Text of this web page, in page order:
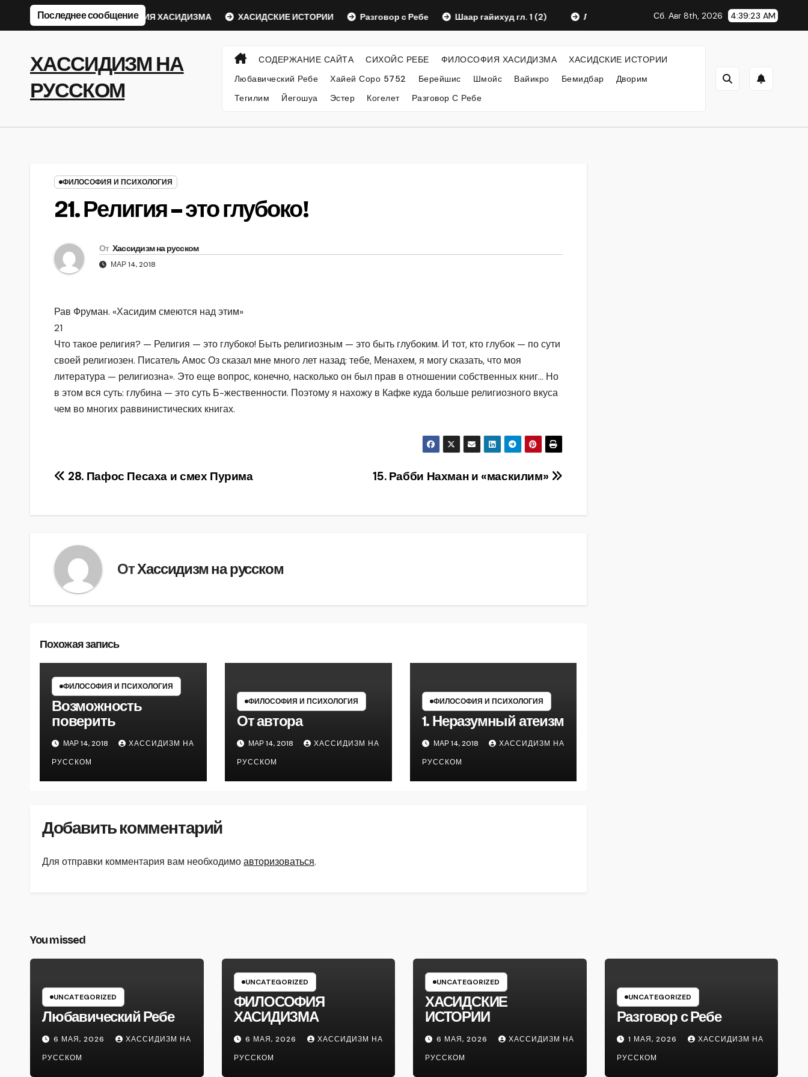
Перейти
Последнее сообщение
Ребе ФИЛОСОФИЯ ХАСИДИЗМА ХАСИДСКИЕ ИСТОРИИ Разговор с Ребе Шаар гайихуд гл. 1 (2) Любавический Ребе ФИЛОСОФИЯ ХАСИДИЗМА
Сб. Авг 8th, 2026 4:39:24 AM
ХАССИДИЗМ НА
РУССКОМ
СОДЕРЖАНИЕ САЙТА СИХОЙС РЕБЕ ФИЛОСОФИЯ ХАСИДИЗМА
ХАСИДСКИЕ ИСТОРИИ
Любавический Ребе
Хайей Соро 5752 Берейшис Шмойс Вайикро Бемидбар
Дворим
Тегилим
Йегошуа Эстер Когелет Разговор С Ребе
ФИЛОСОФИЯ И ПСИХОЛОГИЯ
21. Религия – это глубоко!
От Хассидизм на русском
МАР 14, 2018
Рав Фруман. «Хасидим смеются над этим»
21
Что такое религия? — Религия — это глубоко! Быть религиозным — это быть глубоким. И тот, кто глубок — по сути
своей религиозен. Писатель Амос Оз сказал мне много лет назад: тебе, Менахем, я могу сказать, что моя
литература — религиозна». Это еще вопрос, конечно, насколько он был прав в отношении собственных книг… Но
в этом вся суть: глубина — это суть Б-жественности. Поэтому я нахожу в Кафке куда больше религиозного вкуса
чем во многих раввинистических книгах.
Навигация
15. Рабби Нахман и «маскилим»
28. Пафос Песаха и смех Пурима
ОтХассидизм на русском
Похожая запись
ФИЛОСОФИЯ И ПСИХОЛОГИЯ
Возможность
поверить
МАР 14, 2018
ХАССИДИЗМ НА
РУССКОМ
ФИЛОСОФИЯ И ПСИХОЛОГИЯ
От автора
МАР 14, 2018
ХАССИДИЗМ НА
РУССКОМ
ФИЛОСОФИЯ И ПСИХОЛОГИЯ
1. Неразумный атеизм
МАР 14, 2018
ХАССИДИЗМ НА
РУССКОМ
Добавить комментарий
Для отправки комментария вам необходимоавторизоваться.
You missed
UNCATEGORIZED
Любавический Ребе
6 МАЯ, 2026
ХАССИДИЗМ НА
РУССКОМ
UNCATEGORIZED
ФИЛОСОФИЯ
ХАСИДИЗМА
6 МАЯ, 2026
ХАССИДИЗМ НА
РУССКОМ
UNCATEGORIZED
ХАСИДСКИЕ
ИСТОРИИ
6 МАЯ, 2026
ХАССИДИЗМ НА
РУССКОМ
UNCATEGORIZED
Разговор с Ребе
1 МАЯ, 2026
ХАССИДИЗМ НА
РУССКОМ